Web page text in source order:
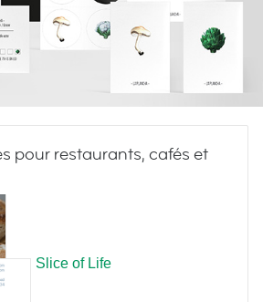
pour restaurants, cafés et
Slice of Life